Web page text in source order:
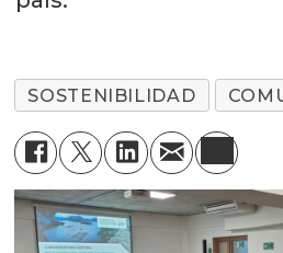
SOSTENIBILIDAD